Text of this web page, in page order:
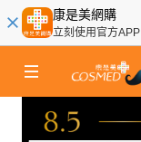
康是美網購
立刻使用官方APP